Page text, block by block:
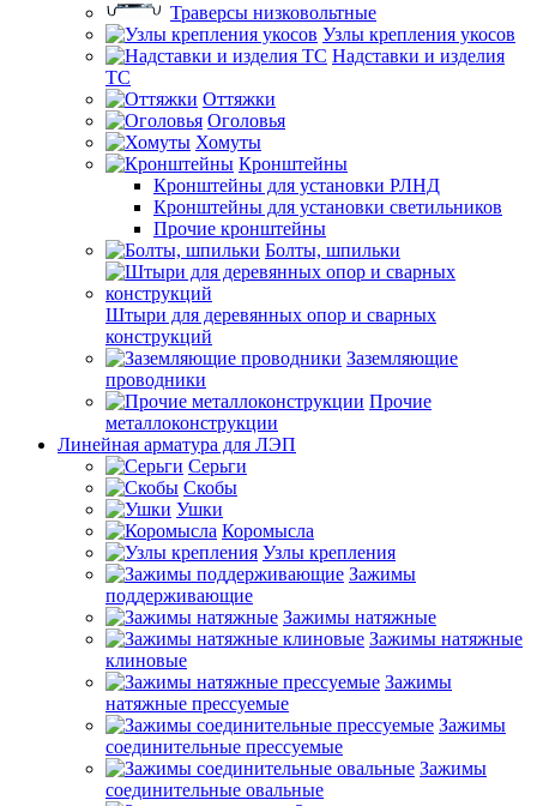
Траверсы низковольтные
Узлы крепления укосов
Надставки и изделия
ТС
Оттяжки
Оголовья
Хомуты
Кронштейны
Кронштейны для установки РЛНД
Кронштейны для установки светильников
Прочие кронштейны
Болты, шпильки
Штыри для деревянных опор и сварных
конструкций
Заземляющие
проводники
Прочие
металлоконструкции
Линейная арматура для ЛЭП
Серьги
Скобы
Ушки
Коромысла
Узлы крепления
Зажимы
поддерживающие
Зажимы натяжные
Зажимы натяжные
клиновые
Зажимы
натяжные прессуемые
Зажимы
соединительные прессуемые
Зажимы
соединительные овальные